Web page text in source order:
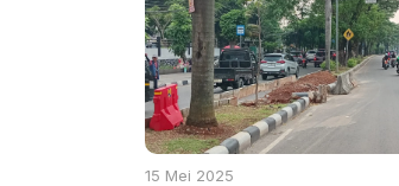
15 Mei 2025